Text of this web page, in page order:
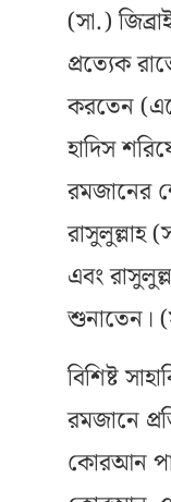
(সা.)
প্রত্যেক
করতেন
হাদিস
রমজানের
রাসুলুল্লাহ
এবং
শুনাতেন।
বিশিষ্ট
রমজানে
কোরআন